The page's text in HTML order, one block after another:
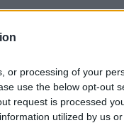
or processing of your
use the below opt-out
request is processed
utilized by us
στάθηκα
το σήμερα με
της
Είναι όμως